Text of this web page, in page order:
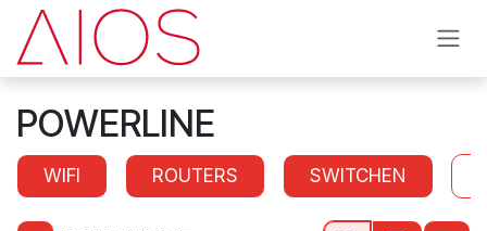
Overslaan naar inhoud
POWERLINE
WIFI ROUTERS SWITCHEN